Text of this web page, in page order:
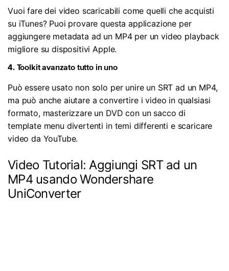
Vuoi fare dei video scaricabili come quelli che acquisti
su iTunes? Puoi provare questa applicazione per
aggiungere metadata ad un MP4 per un video playback
migliore su dispositivi Apple.
4. Toolkit avanzato tutto in uno
Può essere usato non solo per unire un SRT ad un MP4,
ma può anche aiutare a convertire i video in qualsiasi
formato, masterizzare un DVD con un sacco di
template menu divertenti in temi differenti e scaricare
video da YouTube.
Video Tutorial: Aggiungi SRT ad un
MP4 usando Wondershare
UniConverter